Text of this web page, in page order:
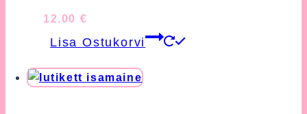
12.00 €
Lisa Ostukorvi